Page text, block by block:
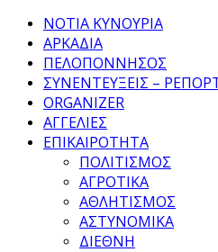
ΝΟΤΙΑ ΚΥΝΟΥΡΙΑ
ΑΡΚΑΔΙΑ
ΠΕΛΟΠΟΝΝΗΣΟΣ
ΣΥΝΕΝΤΕΥΞΕΙΣ –
ORGANIZER
ΑΓΓΕΛΙΕΣ
ΕΠΙΚΑΙΡΟΤΗΤΑ
ΠΟΛΙΤΙΣΜΟΣ
ΑΓΡΟΤΙΚΑ
ΑΘΛΗΤΙΣΜΟΣ
ΑΣΤΥΝΟΜΙΚΑ
ΔΙΕΘΝΗ